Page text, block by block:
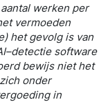
werken per
vermoeden
het gevolg is van
–detectiesoftware
bewijs niet het
onder
in